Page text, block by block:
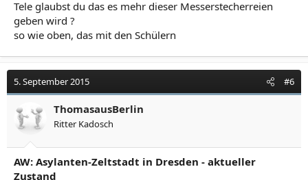
Tele glaubst du das es mehr dieser Messerstecherreien
geben wird ?
so wie oben, das mit den Schülern
5. September 2015 #6
ThomasausBerlin
Ritter Kadosch
AW: Asylanten-Zeltstadt in Dresden - aktueller
Zustand